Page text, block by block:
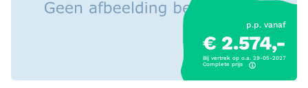
Bij vertrek op o.a. 29-05-2027
Complete prijs
p.p. vanaf
€ 2.574,-